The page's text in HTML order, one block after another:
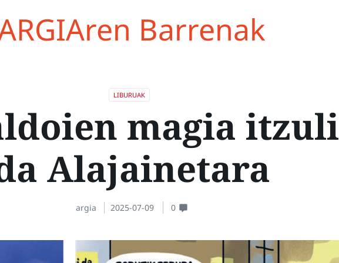
Barrenak
LIBURUAK
magia itzuli
Alajainetara
argia 2025-07-09 0